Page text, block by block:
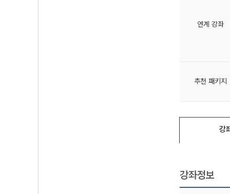
연계 강좌
추천 패키지
강
강좌정보